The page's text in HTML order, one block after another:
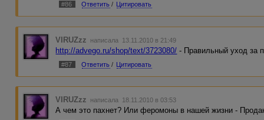
#86 Ответить / Цитировать
VIRUZzz написала 13.11.2010 в 21:49
http://advego.ru/shop/text/3723080/ - Правильный уход за
#87 Ответить / Цитировать
VIRUZzz написала 18.11.2010 в 03:53
А чем это пахнет? Или феромоны в нашей жизни -